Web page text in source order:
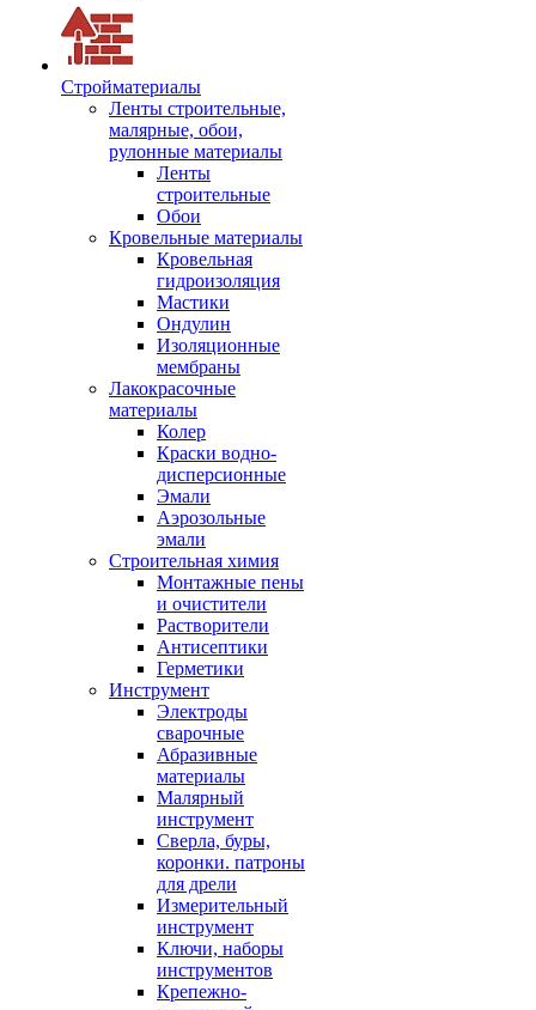
Стройматериалы
Ленты строительные,
малярные, обои,
рулонные материалы
Ленты
строительные
Обои
Кровельные материалы
Кровельная
гидроизоляция
Мастики
Ондулин
Изоляционные
мембраны
Лакокрасочные
материалы
Колер
Краски водно-
дисперсионные
Эмали
Аэрозольные
эмали
Строительная химия
Монтажные пены
и очистители
Растворители
Антисептики
Герметики
Инструмент
Электроды
сварочные
Абразивные
материалы
Малярный
инструмент
Сверла, буры,
коронки. патроны
для дрели
Измерительный
инструмент
Ключи, наборы
инструментов
Крепежно-